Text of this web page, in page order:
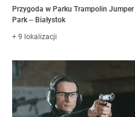
Przygoda w Parku Trampolin Jumper
Park – Białystok
+ 9 lokalizacji